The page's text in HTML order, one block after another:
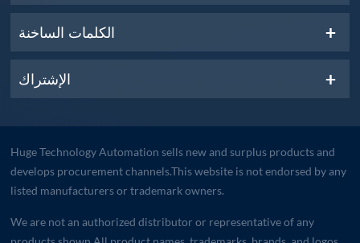
الكلمات الساخنة
الإشتراك
Huge Technology Automation sells new and surplus products and
develops procurement channels.This website is not endorsed by any
listed manufacturers or trademark owners.
We are not an authorized distributor or representative of any